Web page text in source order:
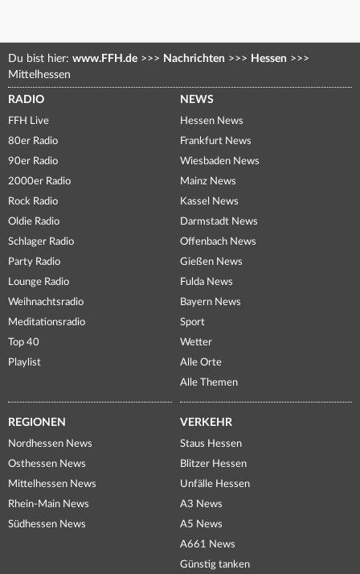
Du bist hier: www.FFH.de >>> Nachrichten >>> Hessen >>>
Mittelhessen
RADIO
FFH Live
80er Radio
90er Radio
2000er Radio
Rock Radio
Oldie Radio
Schlager Radio
Party Radio
Lounge Radio
Weihnachtsradio
Meditationsradio
Top 40
Playlist
NEWS
Hessen News
Frankfurt News
Wiesbaden News
Mainz News
Kassel News
Darmstadt News
Offenbach News
Gießen News
Fulda News
Bayern News
Sport
Wetter
Alle Orte
Alle Themen
REGIONEN
Nordhessen News
Osthessen News
Mittelhessen News
Rhein-Main News
Südhessen News
VERKEHR
Staus Hessen
Blitzer Hessen
Unfälle Hessen
A3 News
A5 News
A661 News
Günstig tanken